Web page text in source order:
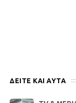
ΔΕΙΤΕ ΚΑΙ ΑΥΤΆ